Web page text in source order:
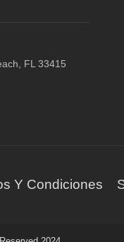
FL 33415
Y Condiciones